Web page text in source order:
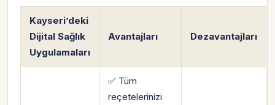
Kayseri’deki
Dijital Sağlık
Uygulamaları
Avantajları Dezavantajları
✅ Tüm
reçetelerinizi